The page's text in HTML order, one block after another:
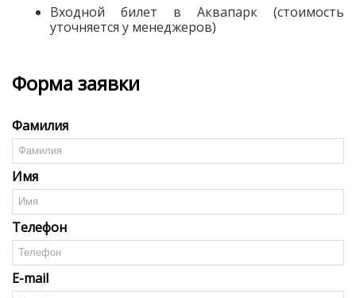
Входной билет в Аквапарк (стоимость
уточняется у менеджеров)
Форма заявки
Фамилия
Имя
Телефон
E-mail